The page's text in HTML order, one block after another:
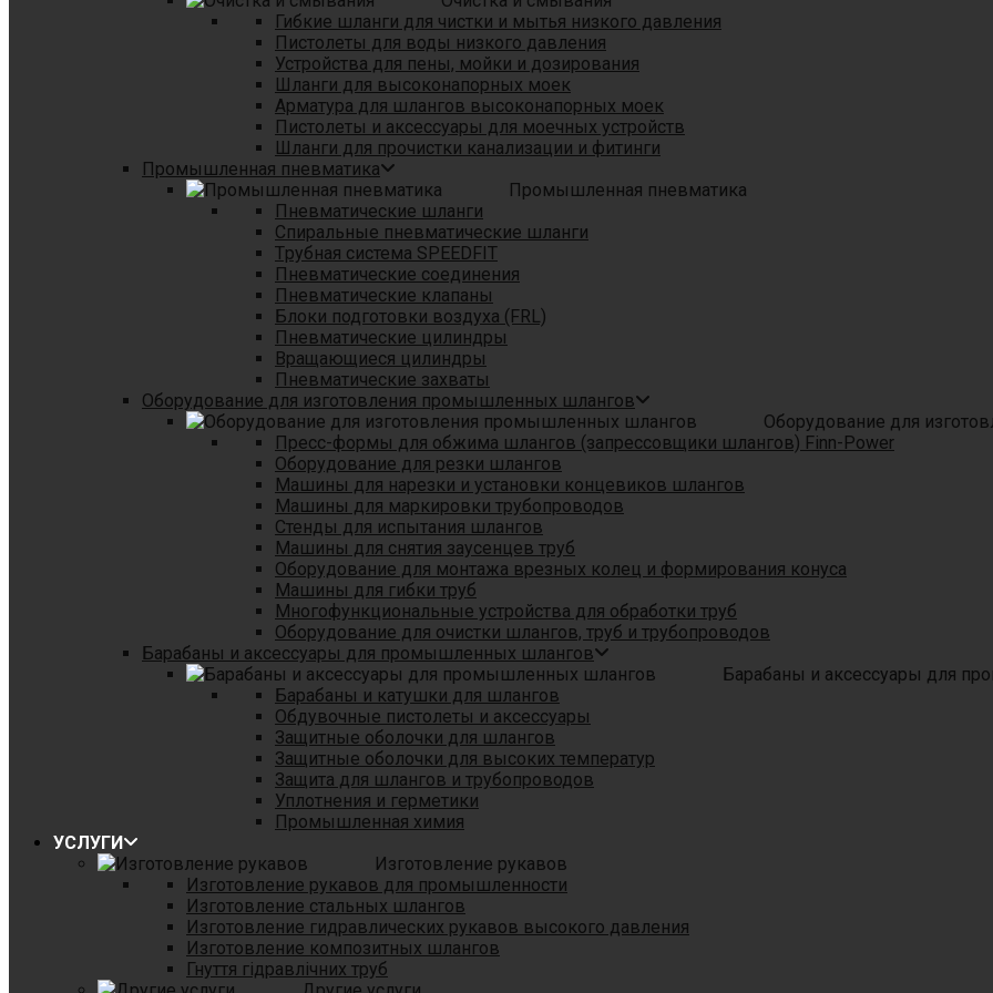
Гибкие шланги для чистки и мытья низкого давления
Пистолеты для воды низкого давления
Устройства для пены, мойки и дозирования
Шланги для высоконапорных моек
Арматура для шлангов высоконапорных моек
Пистолеты и аксессуары для моечных устройств
Шланги для прочистки канализации и фитинги
Промышленная пневматика
Промышленная пневматика
Пневматические шланги
Спиральные пневматические шланги
Tрубная система SPEEDFIT
Пневматические соединения
Пневматические клапаны
Блоки подготовки воздуха (FRL)
Пневматические цилиндры
Вращающиеся цилиндры
Пневматические захваты
Оборудование для изготовления промышленных шлангов
Оборудование для
Пресс-формы для обжима шлангов (запрессовщики шлангов) Finn-Power
Оборудование для резки шлангов
Машины для нарезки и установки концевиков шлангов
Машины для маркировки трубопроводов
Стенды для испытания шлангов
Машины для снятия заусенцев труб
Оборудование для монтажа врезных колец и формирования конуса
Машины для гибки труб
Многофункциональные устройства для обработки труб
Оборудование для очистки шлангов, труб и трубопроводов
Барабаны и аксессуары для промышленных шлангов
Барабаны и аксессуары для
Барабаны и катушки для шлангов
Обдувочные пистолеты и аксессуары
Защитные оболочки для шлангов
Защитные оболочки для высоких температур
Защита для шлангов и трубопроводов
Уплотнения и герметики
Промышленная химия
УСЛУГИ
Изготовление рукавов
Изготовление рукавов для промышленности
Изготовление стальных шлангов
Изготовление гидравлических рукавов высокого давления
Изготовление композитных шлангов
Гнуття гідравлічних труб